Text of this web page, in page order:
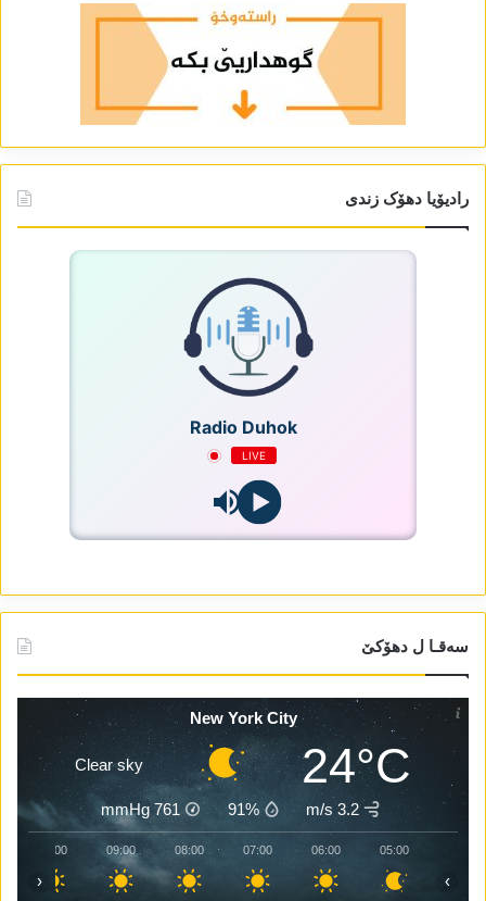
رادیۆیا دھۆک زندی
Radio Duhok
LIVE
سەقـا ل دھۆکێ
New York City
24°C
Clear sky
3.2 m/s
91%
761
mmHg
05:00
06:00
07:00
08:00
09:00
10:00
‹ ›